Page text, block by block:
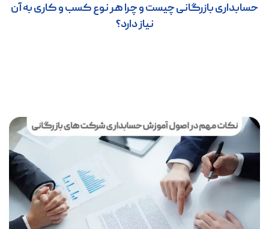
حسابداری بازرگانی چیست و چرا هر نوع کسب و کاری به آن
نیاز دارد؟